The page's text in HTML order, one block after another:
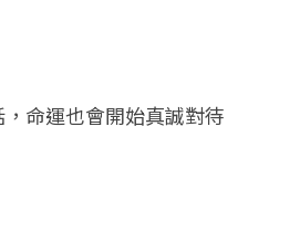
命運也會開始真誠對待